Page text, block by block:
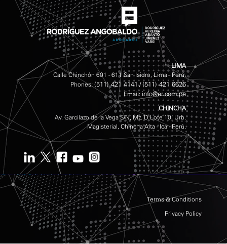
LIMA
Calle Chinchón 601 - 611 San Isidro, Lima - Perú.
Phones: (511) 421 4141/(511) 421 6626
Email: info@er.com.pe
CHINCHA
Av. Garcilazo de la Vega S/N, Mz. D Lote 10, Urb.
Magisterial, Chincha Alta - Ica - Perú.
Terms & Conditions
Privacy Policy